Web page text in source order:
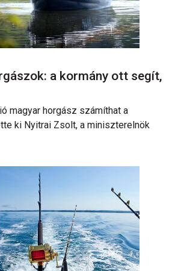
a kormány ott segít,
magyar horgász számíthat a
ki Nyitrai Zsolt, a miniszterelnök